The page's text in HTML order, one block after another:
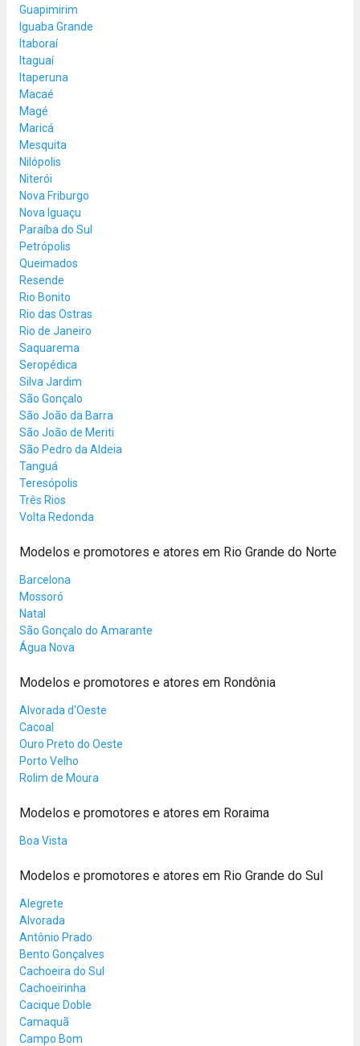
Guapimirim
Iguaba Grande
Itaboraí
Itaguaí
Itaperuna
Macaé
Magé
Maricá
Mesquita
Nilópolis
Niterói
Nova Friburgo
Nova Iguaçu
Paraíba do Sul
Petrópolis
Queimados
Resende
Rio Bonito
Rio das Ostras
Rio de Janeiro
Saquarema
Seropédica
Silva Jardim
São Gonçalo
São João da Barra
São João de Meriti
São Pedro da Aldeia
Tanguá
Teresópolis
Três Rios
Volta Redonda
Modelos e promotores e atores em Rio Grande do Norte
Barcelona
Mossoró
Natal
São Gonçalo do Amarante
Água Nova
Modelos e promotores e atores em Rondônia
Alvorada d'Oeste
Cacoal
Ouro Preto do Oeste
Porto Velho
Rolim de Moura
Modelos e promotores e atores em Roraima
Boa Vista
Modelos e promotores e atores em Rio Grande do Sul
Alegrete
Alvorada
Antônio Prado
Bento Gonçalves
Cachoeira do Sul
Cachoeirinha
Cacique Doble
Camaquã
Campo Bom